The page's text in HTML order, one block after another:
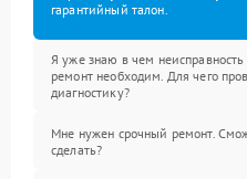
гарантийный талон.
Я уже знаю в чем
ремонт необходим. Для чего
диагностику?
Мне нужен срочный ремонт.
сделать?